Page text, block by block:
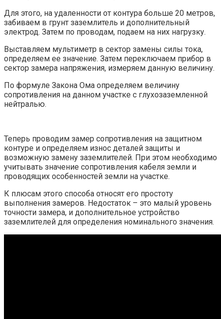
Для этого, на удаленности от контура больше 20 метров,
забиваем в грунт заземлитель и дополнительный
электрод. Затем по проводам, подаем на них нагрузку.
Выставляем мультиметр в сектор замены силы тока,
определяем ее значение. Затем переключаем прибор в
сектор замера напряжения, измеряем данную величину.
По формуле Закона Ома определяем величину
сопротивления на данном участке с глухозаземленной
нейтралью.
Теперь проводим замер сопротивления на защитном
контуре и определяем износ деталей защиты и
возможную замену заземлителей. При этом необходимо
учитывать значение сопротивления кабеля земли и
проводящих особенностей земли на участке.
К плюсам этого способа относят его простоту
выполнения замеров. Недостаток – это малый уровень
точности замера, и дополнительное устройство
заземлителей для определения номинального значения.